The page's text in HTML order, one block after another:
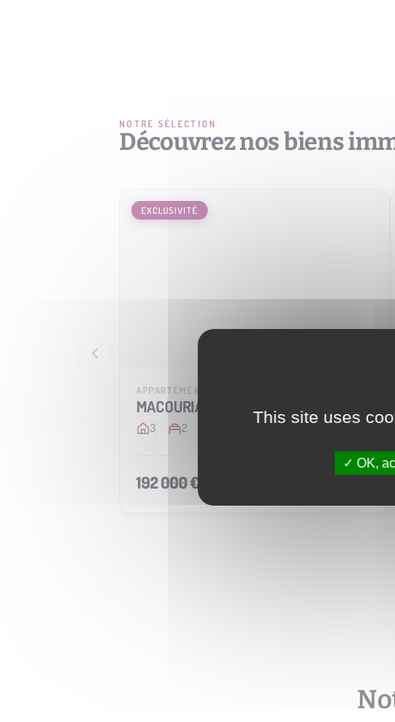
NOTRE SÉLECTION
Découvrez nos biens
EXCLUSIVITÉ
APPARTEMENT
MACOURIA
3 2
192 000 €
This site uses
OK,